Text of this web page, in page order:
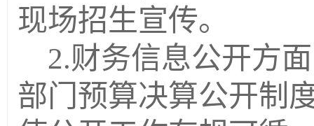
现场招生宣传。
2.财务信息公开方
部门预算决算公开制